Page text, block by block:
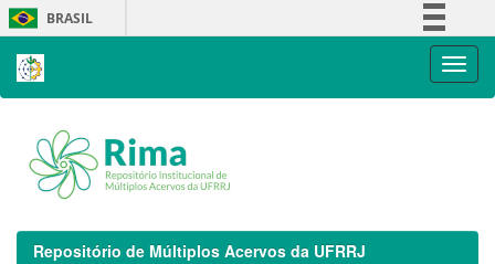
Skip
navigation
BRASIL
Repositório de Múltiplos Acervos da UFRRJ